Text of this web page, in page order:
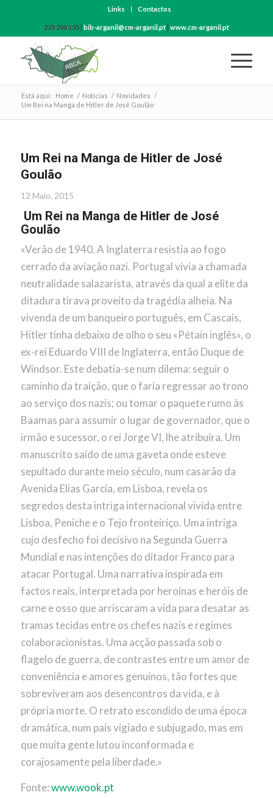
Links Contactos
235 200 135 | bib-arganil@cm-arganil.pt| www.cm-arganil.pt
Está aqui: Home / Notícias / Novidades /
Um Rei na Manga de Hitler de José Goulão
Um Rei na Manga de Hitler de José
Goulão
12 Maio, 2015
Um Rei na Manga de Hitler de José
Goulão
«Verão de 1940. A Inglaterra resistia ao fogo
cerrado da aviação nazi. Portugal vivia a chamada
neutralidade salazarista, através da qual a elite da
ditadura tirava proveito da tragédia alheia. Na
vivenda de um banqueiro português, em Cascais,
Hitler tinha debaixo de olho o seu «Pétain inglês», o
ex-rei Eduardo VIII de Inglaterra, então Duque de
Windsor. Este debatia-se num dilema: seguir o
caminho da traição, que o faria regressar ao trono
ao serviço dos nazis; ou tomar o paquete rumo às
Baamas para assumir o lugar de governador, que o
irmão e sucessor, o rei Jorge VI, lhe atribuíra. Um
manuscrito saído de uma gaveta onde esteve
sepultado durante meio século, num casarão da
Avenida Elias Garcia, em Lisboa, revela os
segredos desta intriga internacional vivida entre
Lisboa, Peniche e o Tejo fronteiriço. Uma intriga
cujo desfecho foi decisivo na Segunda Guerra
Mundial e nas intenções do ditador Franco para
atacar Portugal. Uma narrativa inspirada em
factos reais, interpretada por heroínas e heróis de
carne e osso que arriscaram a vida para desatar as
tramas tecidas entre os chefes nazis e regimes
colaboracionistas. Uma acção passada sob o
flagelo de guerra, de contrastes entre um amor de
conveniência e amores genuínos, tão fortes que
sobreviveram aos desencontros da vida, e à
própria morte. O retrato escondido de uma época
dramática, num país vigiado e subjugado, mas em
que muita gente lutou inconformada e
corajosamente pela liberdade.»
Fonte:www.wook.pt